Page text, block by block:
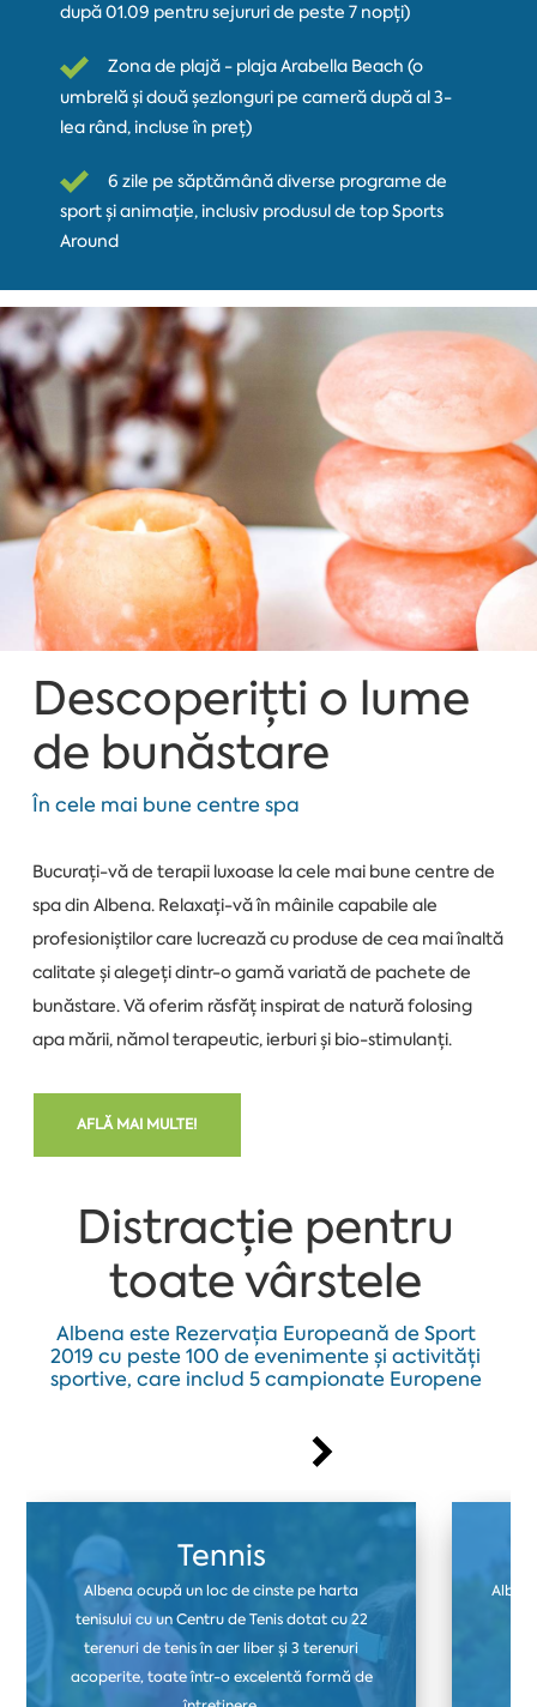
după 01.09 pentru sejururi de peste 7 nopți)
Zona de plajă - plaja Arabella Beach (o
umbrelă și două șezlonguri pe cameră după al 3-
lea rând, incluse în preț)
6 zile pe săptămână diverse programe de
sport și animație, inclusiv produsul de top Sports
Around
Descoperițti o lume
de bunăstare
În cele mai bune centre spa
Bucurați-vă de terapii luxoase la cele mai bune centre de
spa din Albena. Relaxați-vă în mâinile capabile ale
profesioniștilor care lucrează cu produse de cea mai înaltă
calitate și alegeți dintr-o gamă variată de pachete de
bunăstare. Vă oferim răsfăț inspirat de natură folosing
apa mării, nămol terapeutic, ierburi și bio-stimulanți.
AFLĂ MAI MULTE!
Distracție pentru
toate vârstele
Albena este Rezervația Europeană de Sport
2019 cu peste 100 de evenimente și activități
sportive, care includ 5 campionate Europene
Tennis
Albena ocupă un loc de cinste pe harta
tenisului cu un Centru de Tenis dotat cu 22
terenuri de tenis în aer liber și 3 terenuri
acoperite, toate într-o excelentă formă de